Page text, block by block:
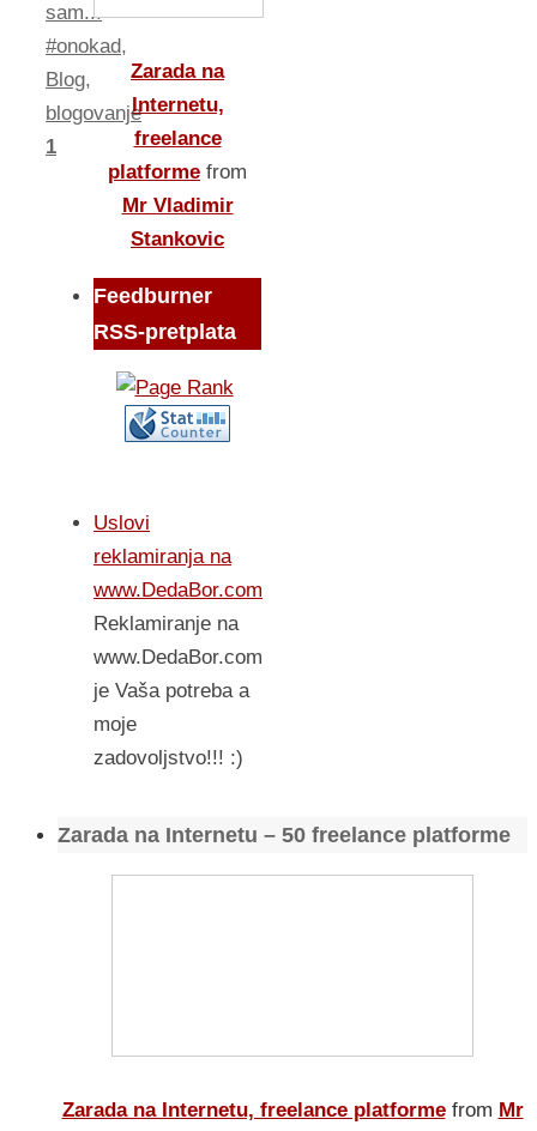
sam...
#onokad,
Blog,
blogovanje
1
Zarada na
Internetu,
freelance
platforme from
Mr Vladimir
Stankovic
Feedburner
RSS-pretplata
Uslovi
reklamiranja na
www.DedaBor.com
Reklamiranje na
www.DedaBor.com
je Vaša potreba a
moje
zadovoljstvo!!! :)
Zarada na Internetu – 50 freelance platforme
Zarada na Internetu, freelance platforme from Mr